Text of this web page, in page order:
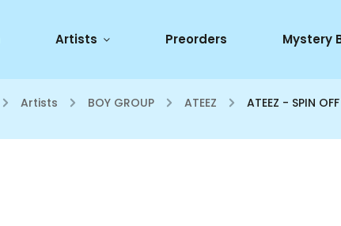
Artists Preorders Mystery
/ Artists / BOY GROUP / ATEEZ / ATEEZ - SPIN